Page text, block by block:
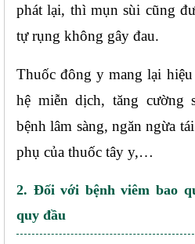
phát lại, thì mụn sùi cũng
tự rụng không gây đau.
Thuốc đông y mang lại
hệ miễn dịch, tăng cường
bệnh lâm sàng, ngăn ngừa
phụ của thuốc tây y,…
2. Đối với bệnh viêm bao
quy đầu